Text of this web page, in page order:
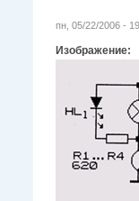
пн, 05/22/2006 -
Изображение: